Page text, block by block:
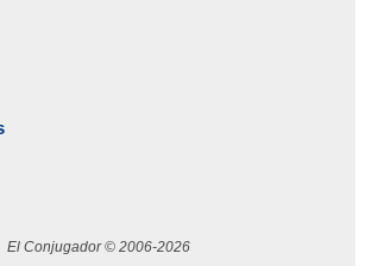
El Conjugador © 2006-2026